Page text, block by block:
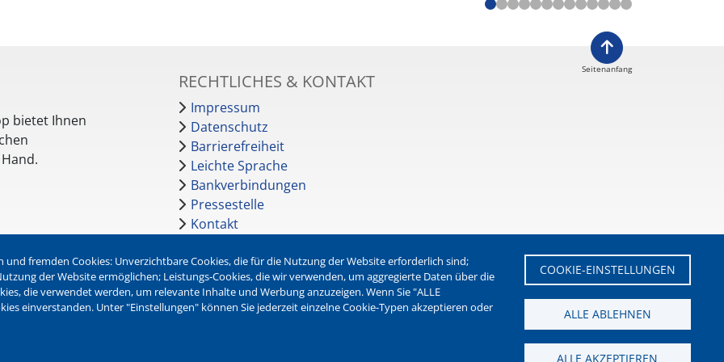
bietet Ihnen
RECHTLICHES & KONTAKT
Impressum
Datenschutz
Barrierefreiheit
Leichte Sprache
Bankverbindungen
Pressestelle
Kontakt
NEWSLETTER
Jetzt die verschiedenen Newsletter der Stadt Waltrop
abonnieren:
Seitenanfang
fremden Cookies: Unverzichtbare Cookies, die für die Nutzung der Website erforderlich sind;
der Website ermöglichen; Leistungs-Cookies, die wir verwenden, um aggregierte Daten über die
die verwendet werden, um relevante Inhalte und Werbung anzuzeigen. Wenn Sie "ALLE
einverstanden. Unter "Einstellungen" können Sie jederzeit einzelne Cookie-Typen akzeptieren oder
COOKIE-EINSTELLUNGEN
ALLE ABLEHNEN
ALLE AKZEPTIEREN